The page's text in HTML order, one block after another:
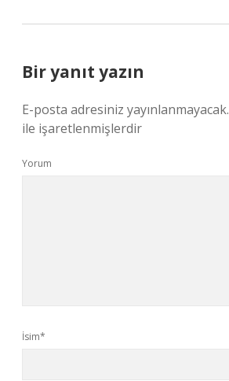
Bir yanıt yazın
E-posta adresiniz yayınlanmayacak.
ile işaretlenmişlerdir
Yorum
İsim*